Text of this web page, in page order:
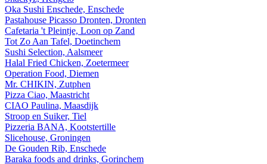
Oka Sushi Enschede, Enschede
Pastahouse Picasso Dronten, Dronten
Cafetaria 't Pleintje, Loon op Zand
Tot Zo Aan Tafel, Doetinchem
Sushi Selection, Aalsmeer
Halal Fried Chicken, Zoetermeer
Operation Food, Diemen
Mr. CHIKIN, Zutphen
Pizza Ciao, Maastricht
CIAO Paulina, Maasdijk
Stroop en Suiker, Tiel
Pizzeria BANA, Kootstertille
Slicehouse, Groningen
De Gouden Rib, Enschede
Baraka foods and drinks, Gorinchem